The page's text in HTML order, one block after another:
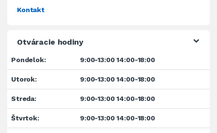
Kontakt
Otváracie hodiny
Pondelok: 9:00-13:00 14:00-18:00
Utorok: 9:00-13:00 14:00-18:00
Streda: 9:00-13:00 14:00-18:00
Štvrtok: 9:00-13:00 14:00-18:00